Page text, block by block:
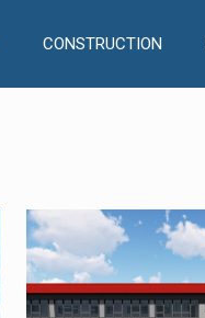
CONSTRUCTION